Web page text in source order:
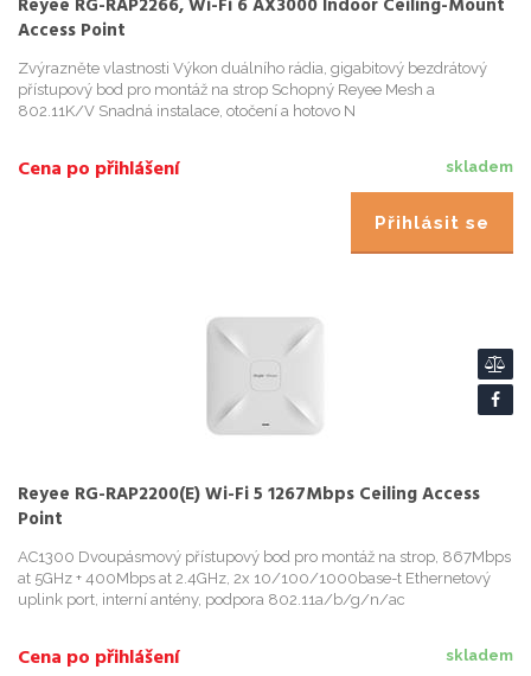
Reyee RG-RAP2266, Wi-Fi 6 AX3000 Indoor Ceiling-Mount
Access Point
Zvýrazněte vlastnosti Výkon duálního rádia, gigabitový bezdrátový
přístupový bod pro montáž na strop Schopný Reyee Mesh a
802.11K/V Snadná instalace, otočení a hotovo N
skladem
Cena po přihlášení
Přihlásit se
Reyee RG-RAP2200(E) Wi-Fi 5 1267Mbps Ceiling Access
Point
AC1300 Dvoupásmový přístupový bod pro montáž na strop, 867Mbps
at 5GHz + 400Mbps at 2.4GHz, 2x 10/100/1000base-t Ethernetový
uplink port, interní antény, podpora 802.11a/b/g/n/ac
skladem
Cena po přihlášení